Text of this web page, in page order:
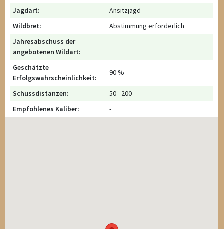
Jagdart:
Ansitzjagd
Wildbret:
Abstimmung erforderlich
Jahresabschuss der
angebotenen Wildart:
-
Geschätzte
Erfolgswahrscheinlichkeit:
90 %
Schussdistanzen:
50 - 200
Empfohlenes Kaliber:
-